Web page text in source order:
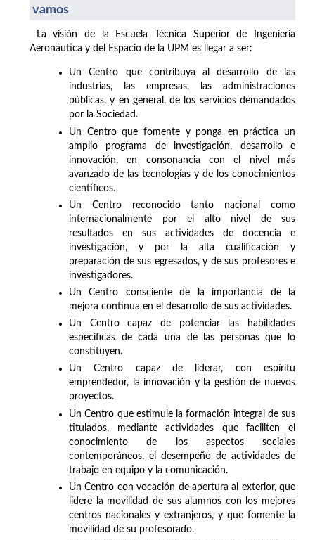
vamos
La visión de la Escuela Técnica Superior de Ingeniería
Aeronáutica y del Espacio de la UPM es llegar a ser:
Un Centro que contribuya al desarrollo de las
industrias, las empresas, las administraciones
públicas, y en general, de los servicios demandados
por la Sociedad.
Un Centro que fomente y ponga en práctica un
amplio programa de investigación, desarrollo e
innovación, en consonancia con el nivel más
avanzado de las tecnologías y de los conocimientos
científicos.
Un Centro reconocido tanto nacional como
internacionalmente por el alto nivel de sus
resultados en sus actividades de docencia e
investigación, y por la alta cualificación y
preparación de sus egresados, y de sus profesores e
investigadores.
Un Centro consciente de la importancia de la
mejora continua en el desarrollo de sus actividades.
Un Centro capaz de potenciar las habilidades
específicas de cada una de las personas que lo
constituyen.
Un Centro capaz de liderar, con espíritu
emprendedor, la innovación y la gestión de nuevos
proyectos.
Un Centro que estimule la formación integral de sus
titulados, mediante actividades que faciliten el
conocimiento de los aspectos sociales
contemporáneos, el desempeño de actividades de
trabajo en equipo y la comunicación.
Un Centro con vocación de apertura al exterior, que
lidere la movilidad de sus alumnos con los mejores
centros nacionales y extranjeros, y que fomente la
movilidad de su profesorado.